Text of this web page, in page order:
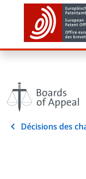
Décisions des